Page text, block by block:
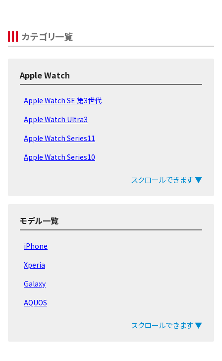
カテゴリ一覧
Apple Watch
Apple Watch SE 第3世代
Apple Watch Ultra3
Apple Watch Series11
Apple Watch Series10
Apple Watch SE 第2世代
Apple Watch Series8
Apple Watch Series7
Apple Watch Series6
Apple Watch SeriesSE
スクロールできます ▼
モデル一覧
iPhone
Xperia
Galaxy
AQUOS
スクロールできます ▼